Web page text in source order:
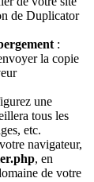
de Duplicator
:
la copie
une
tous les
etc.
navigateur,
, en
de votre